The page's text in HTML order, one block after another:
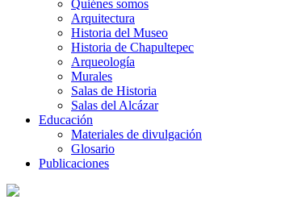
Quiénes somos
Arquitectura
Historia del Museo
Historia de Chapultepec
Arqueología
Murales
Salas de Historia
Salas del Alcázar
Educación
Materiales de divulgación
Glosario
Publicaciones